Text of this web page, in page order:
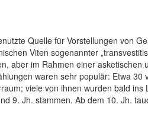
Quelle für Vorstellungen von
Viten sogenannter
aber im Rahmen einer
waren sehr populär: Etwa
viele von ihnen wurden bald
9. Jh. stammen. Ab dem 10. Jh.